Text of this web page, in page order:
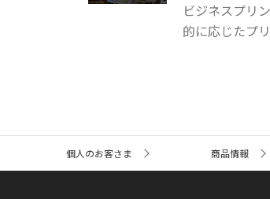
ビジネスプリ
的に応じたプ
ト
個人のお客さま 商品情報